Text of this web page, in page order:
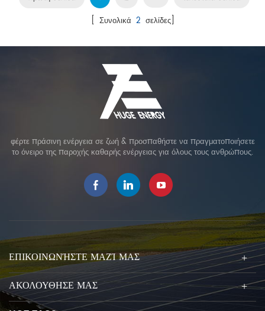
[ Συνολικά 2 σελίδες]
φέρτε πράσινη ενέργεια σε ζωή & προσπαθήστε να πραγματοποιήσετε
το όνειρο της παροχής καθαρής ενέργειας για όλους τους ανθρώπους.
ΕΠΙΚΟΙΝΩΝΉΣΤΕ ΜΑΖΊ ΜΑΣ
ΑΚΟΛΟΥΘΗΣΕ ΜΑΣ